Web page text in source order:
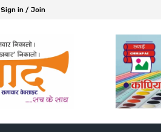
Sign in / Join